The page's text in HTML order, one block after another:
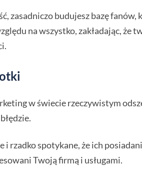
zasadniczo budujesz bazę fanów,
na wszystko, zakładając, że
w świecie rzeczywistym
i rzadko spotykane, że ich
Twoją firmą i usługami.